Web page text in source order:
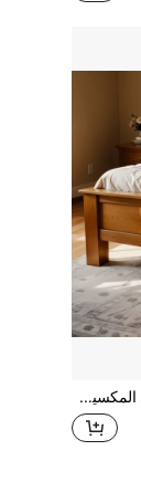
1 قطعة من الفن الشعبي المكسيكي، طباعات تجريدية، لوحات جدارية ملونة بشخصيات، ديكور لاتيني رجعي، لوحات جدارية برتقالية، المكسيك، (إطار اختياري)